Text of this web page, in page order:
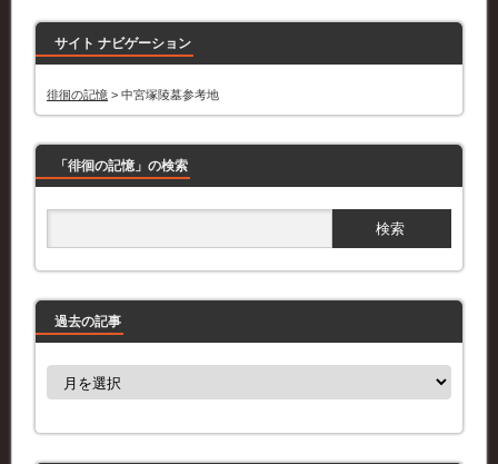
サイト ナビゲーション
徘徊の記憶 > 中宮塚陵墓参考地
「徘徊の記憶」の検索
過去の記事
過
事